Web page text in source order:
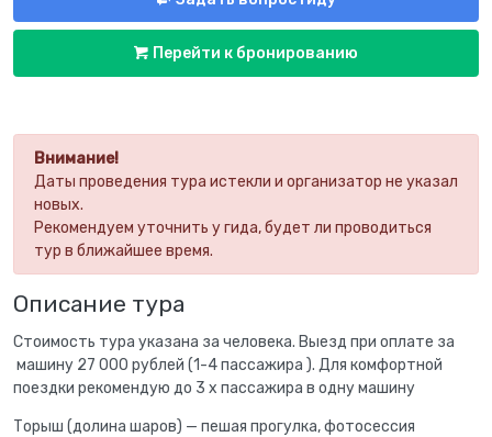
Внимание!
Даты проведения тура истекли и организатор не указал
новых.
Рекомендуем уточнить у гида, будет ли проводиться
тур в ближайшее время.
Описание тура
Стоимость тура указана за человека. Выезд при оплате за
машину 27 000 рублей (1-4 пассажира ). Для комфортной
поездки рекомендую до 3 х пассажира в одну машину
Торыш (долина шаров) — пешая прогулка, фотосессия
Перейти к бронированию